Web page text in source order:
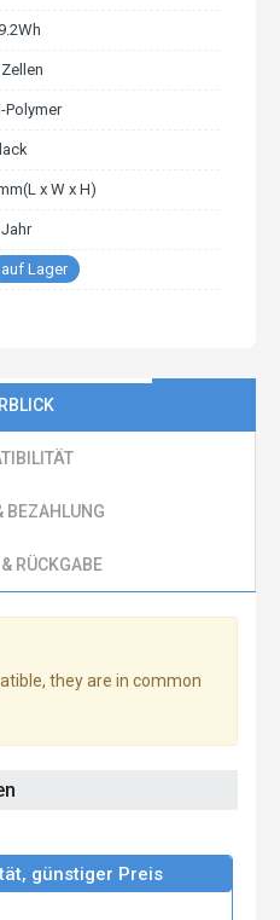
Polymer
x W x H)
auf Lager
BEZAHLUNG
RÜCKGABE
they are in common
günstiger Preis